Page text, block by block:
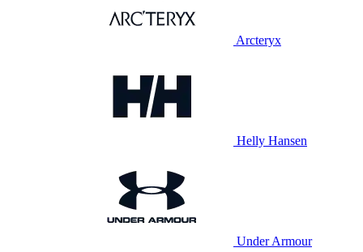
Arcteryx
Helly Hansen
Under Armour